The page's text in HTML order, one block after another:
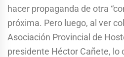
hacer propaganda de otra
próxima. Pero luego, al ver
Asociación Provincial de
presidente Héctor Cañete, lo